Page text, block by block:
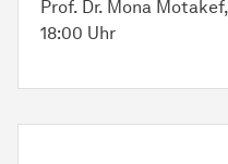
Prof. Dr. Mona
18:00 Uhr